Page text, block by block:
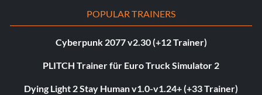
POPULAR TRAINERS
Cyberpunk 2077 v2.30 (+12 Trainer)
PLITCH Trainer für Euro Truck Simulator 2
Dying Light 2 Stay Human v1.0-v1.24+ (+33 Trainer)